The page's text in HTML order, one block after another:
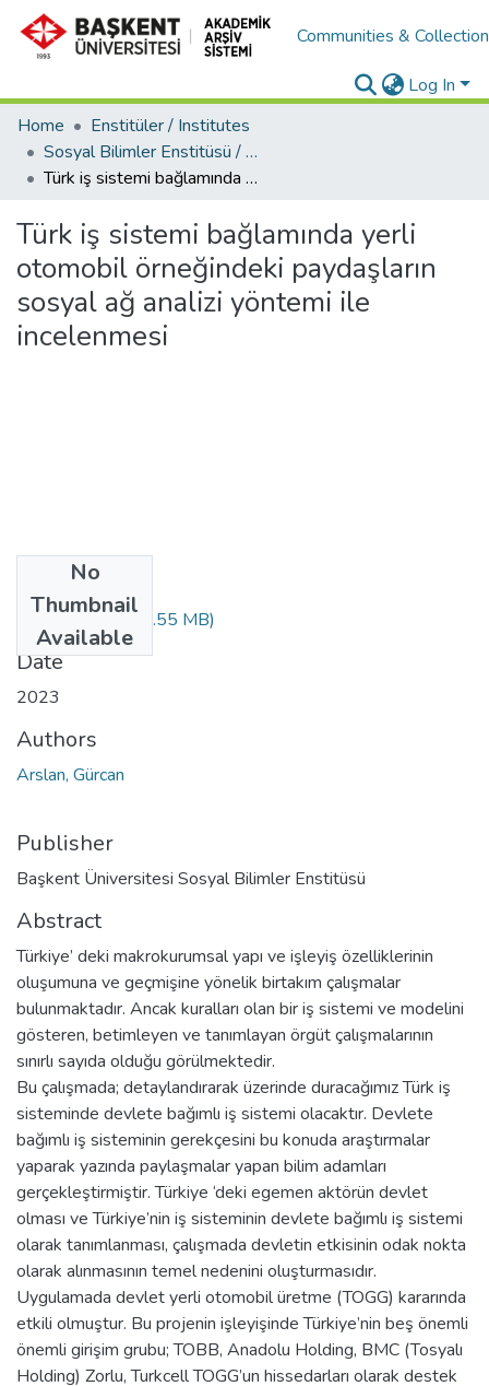
Communities &
Log In
Home
Enstitüler / Institutes
Sosyal Bilimler Enstitüsü / Social Sciences Institute
Türk iş sistemi bağlamında yerli otomobil örneğindeki paydaşların sosyal ağ analizi yöntemi ile incelenmesi
Türk iş sistemi bağlamında yerli
otomobil örneğindeki paydaşların
sosyal ağ analizi yöntemi ile
incelenmesi
No
Thumbnail
Available
10579576.pdf(2.55 MB)
Date
2023
Authors
Arslan, Gürcan
Publisher
Başkent Üniversitesi Sosyal Bilimler Enstitüsü
Abstract
Türkiye’ deki makrokurumsal yapı ve işleyiş özelliklerinin
oluşumuna ve geçmişine yönelik birtakım çalışmalar
bulunmaktadır. Ancak kuralları olan bir iş sistemi ve modelini
gösteren, betimleyen ve tanımlayan örgüt çalışmalarının
sınırlı sayıda olduğu görülmektedir.
Bu çalışmada; detaylandırarak üzerinde duracağımız Türk iş
sisteminde devlete bağımlı iş sistemi olacaktır. Devlete
bağımlı iş sisteminin gerekçesini bu konuda araştırmalar
yaparak yazında paylaşmalar yapan bilim adamları
gerçekleştirmiştir. Türkiye ‘deki egemen aktörün devlet
olması ve Türkiye’nin iş sisteminin devlete bağımlı iş sistemi
olarak tanımlanması, çalışmada devletin etkisinin odak nokta
olarak alınmasının temel nedenini oluşturmasıdır.
Uygulamada devlet yerli otomobil üretme (TOGG) kararında
etkili olmuştur. Bu projenin işleyişinde Türkiye’nin beş önemli
önemli girişim grubu; TOBB, Anadolu Holding, BMC (Tosyalı
Holding) Zorlu, Turkcell TOGG’un hissedarları olarak destek